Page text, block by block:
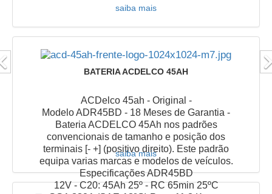
saiba mais
BATERIA ACDELCO 45AH
ACDelco 45ah - Original -
Modelo ADR45BD - 18 Meses de Garantia -
Bateria ACDELCO 45Ah nos padrões
convencionais de tamanho e posição dos
terminais [- +] (positivo direito). Este padrão
equipa varias marcas e modelos de veículos.
Especificações ADR45BD
12V - C20: 45Ah 25º - RC 65min 25ºC
saiba mais